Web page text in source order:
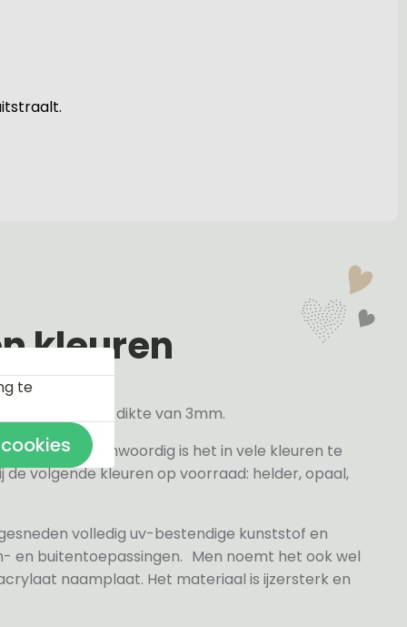
kleuren
hebben een dikte van 3mm.
maar tegenwoordig is het in vele kleuren te
de volgende kleuren op voorraad: helder, opaal,
volledig uv-bestendige kunststof en
en buitentoepassingen. Men noemt het ook wel
naamplaat. Het materiaal is ijzersterk en
te